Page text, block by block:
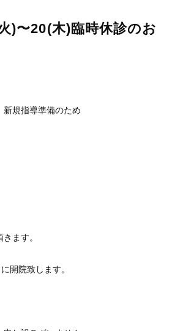
)〜20(木)臨時休診のお
新規指導準備のため
ます。
開院致します。